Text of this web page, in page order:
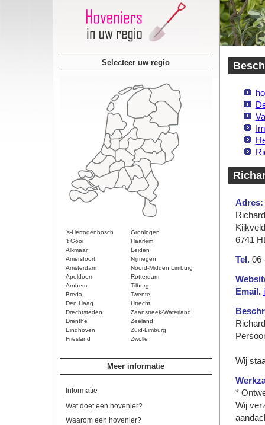
Selecteer uw regio
's-Hertogenbosch
Groningen
't Gooi
Haarlem
Alkmaar
Leiden
Amersfoort
Nijmegen
Amsterdam
Noord-Midden Limburg
Apeldoorn
Rotterdam
Arnhem
Tilburg
Breda
Twente
Den Haag
Utrecht
Drechtsteden
Zaanstreek-Waterland
Drenthe
Zeeland
Eindhoven
Zuid-Limburg
Friesland
Zwolle
Meer informatie
Informatie
Wat doet een hovenier?
Waarom een hovenier?
Adres:
6741
Tel.06
Email.
Wij
*
Wij